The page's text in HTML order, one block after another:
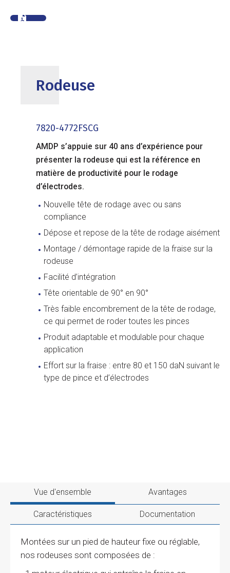
Rodeuse
7820-4772FSCG
AMDP s’appuie sur 40 ans d’expérience pour
présenter la rodeuse qui est la référence en
matière de productivité pour le rodage
d’électrodes.
Nouvelle tête de rodage avec ou sans
compliance
Dépose et repose de la tête de rodage aisément
Montage / démontage rapide de la fraise sur la
rodeuse
Facilité d’intégration
Tête orientable de 90° en 90°
Très faible encombrement de la tête de rodage,
ce qui permet de roder toutes les pinces
Produit adaptable et modulable pour chaque
application
Effort sur la fraise : entre 80 et 150 daN suivant le
type de pince et d’électrodes
Vue d'ensemble Avantages
Caractéristiques Documentation
Montées sur un pied de hauteur fixe ou réglable,
nos rodeuses sont composées de :